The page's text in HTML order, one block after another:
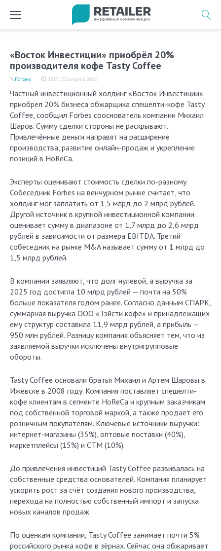
«Восток Инвестиции» приобрёл 20%
производителя кофе Tasty Coffee
13:57, 22 апреля 2026
Forbes
Частный инвестиционный холдинг «Восток Инвестиции»
приобрёл 20% бизнеса обжарщика спешелти-кофе Tasty
Coffee, сообщил Forbes сооснователь компании Михаил
Шаров. Сумму сделки стороны не раскрывают.
Привлечённые деньги направят на расширение
производства, развитие онлайн-продаж и укрепление
позиций в HoReCa.
Эксперты оценивают стоимость сделки по-разному.
Собеседник Forbes на венчурном рынке считает, что
холдинг мог заплатить от 1,5 млрд до 2 млрд рублей.
Другой источник в крупной инвестиционной компании
оценивает сумму в диапазоне от 1,7 млрд до 2,6 млрд
рублей в зависимости от размера EBITDA. Третий
собеседник на рынке M&A называет сумму от 1 млрд до
1,5 млрд рублей.
В компании заявляют, что долг нулевой, а выручка за
2025 год достигла 10 млрд рублей — почти на 50%
больше показателя годом ранее. Согласно данным СПАРК,
суммарная выручка ООО «Тэйсти кофе» и принадлежащих
ему структур составила 11,9 млрд рублей, а прибыль —
950 млн рублей. Разницу компания объясняет тем, что из
заявляемой выручки исключены внутригрупповые
обороты.
Tasty Coffee основали братья Михаил и Артем Шаровы в
Ижевске в 2008 году. Компания поставляет спешелти-
кофе клиентам в сегменте HoReCa и крупным заказчикам
под собственной торговой маркой, а также продаёт его
розничным покупателям. Ключевые источники выручки:
интернет-магазины (35%), оптовые поставки (40%),
маркетплейсы (15%) и СТМ (10%).
До привлечения инвестиций Tasty Coffee развивалась на
собственные средства основателей. Компания планирует
ускорить рост за счёт создания нового производства,
перехода на полностью собственный импорт и запуска
новых каналов продаж.
По оценкам компании, Tasty Coffee занимает почти 5%
российского рынка кофе в зёрнах. Сейчас она обжаривает